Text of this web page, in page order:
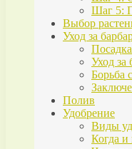
Шаг 5:
Выбор
Уход за
Уход за
Борьба
Полив
Удобрение
Виды
Когда и